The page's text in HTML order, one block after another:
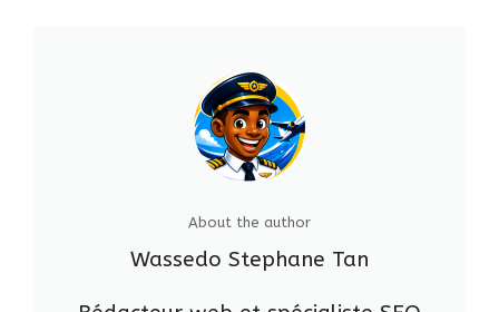
About the author
Wassedo Stephane Tan